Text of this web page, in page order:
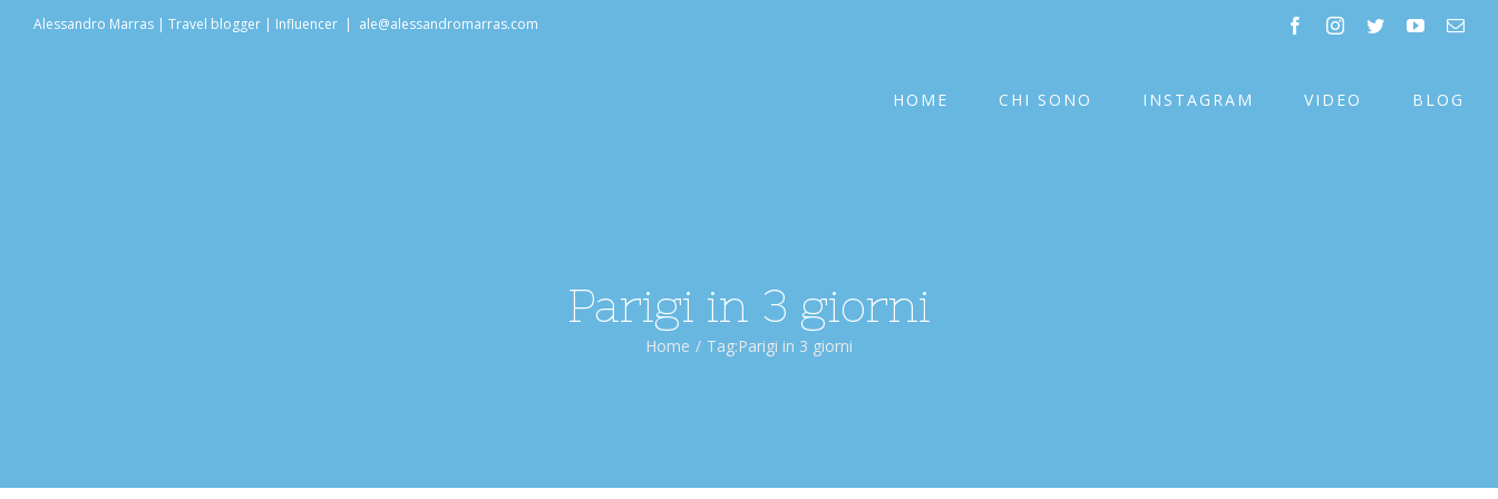
Alessandro Marras | Travel blogger | Influencer | ale@alessandromarras.com facebookinstagram
twitteryoutube
HOME CHI SONO INSTAGRAM VIDEO BLOG
Parigi in 3 giorni
Home / Tag:Parigi in 3 giorni